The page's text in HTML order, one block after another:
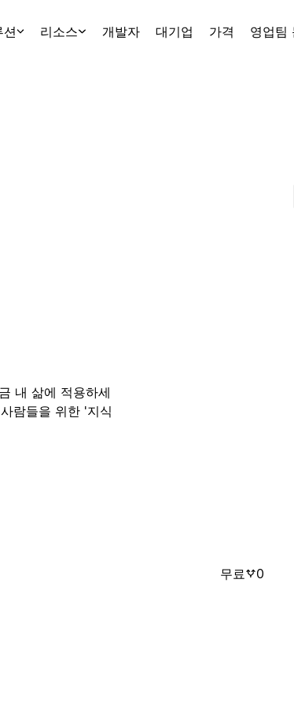
션 리소스 개발자 대기업 가격 영업팀
내 삶에 적용하세
람들을 위한 '지식
무료 0